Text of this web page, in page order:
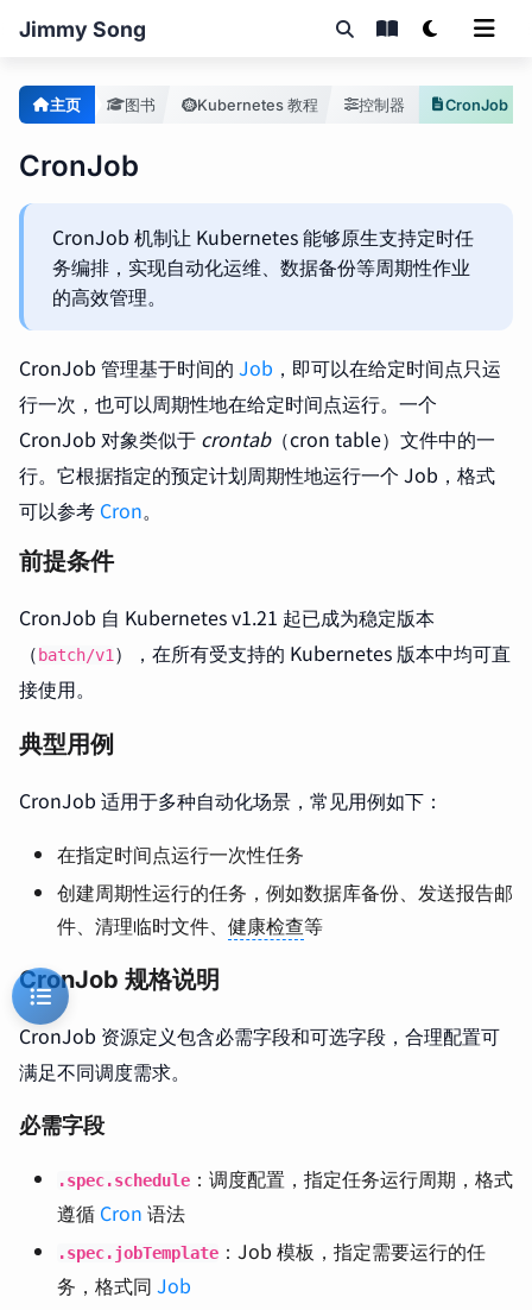
Jimmy Song
主页 图书 Kubernetes 教程 控制器 CronJob
CronJob
CronJob 机制让 Kubernetes 能够原生支持定时任
务编排，实现自动化运维、数据备份等周期性作业
的高效管理。
CronJob 管理基于时间的 Job ，即可以在给定时间点只运
行一次，也可以周期性地在给定时间点运行。一个
CronJob 对象类似于 crontab（cron table）文件中的一
行。它根据指定的预定计划周期性地运行一个 Job，格式
可以参考 Cron。
前提条件
CronJob 自 Kubernetes v1.21 起已成为稳定版本
（ batch/v1 ），在所有受支持的 Kubernetes 版本中均可直
接使用。
典型用例
CronJob 适用于多种自动化场景，常见用例如下：
在指定时间点运行一次性任务
创建周期性运行的任务，例如数据库备份、发送报告邮
件、清理临时文件、 健康检查等
CronJob 规格说明
CronJob 资源定义包含必需字段和可选字段，合理配置可
满足不同调度需求。
必需字段
.spec.schedule ：调度配置，指定任务运行周期，格式
遵循 Cron 语法
.spec.jobTemplate ：Job 模板，指定需要运行的任
务，格式同 Job